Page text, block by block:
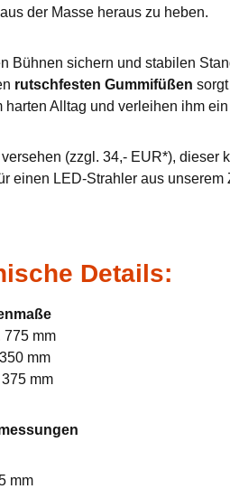
der Masse heraus zu heben.
sichern und stabilen
rutschfesten Gummifüßen
Alltag und verleihen ihm
(zzgl. 34,- EUR*), dieser
einen LED-Strahler aus
Details:
775 mm
mm
mm
mm